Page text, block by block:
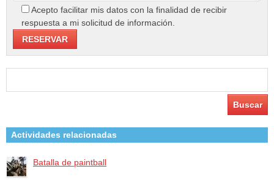
Acepto facilitar mis datos con la finalidad de recibir
respuesta a mi solicitud de información.
Actividades relacionadas
Batalla de paintball